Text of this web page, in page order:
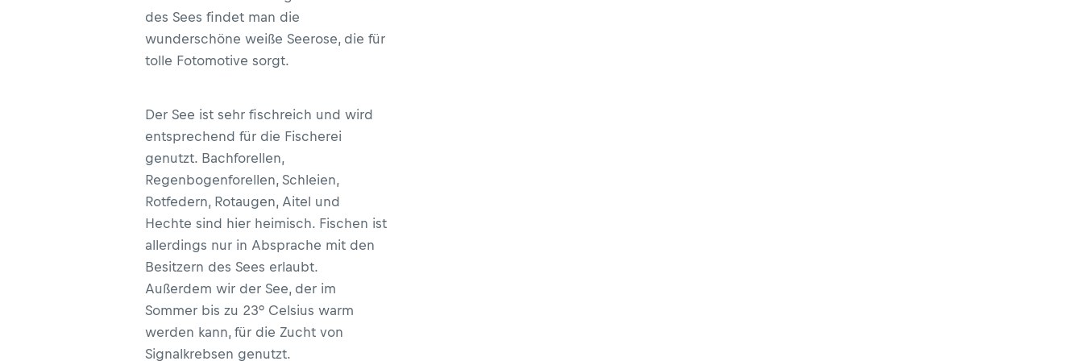
des Sees findet man die
wunderschöne weiße Seerose, die für
tolle Fotomotive sorgt.
Der See ist sehr fischreich und wird
entsprechend für die Fischerei
genutzt. Bachforellen,
Regenbogenforellen, Schleien,
Rotfedern, Rotaugen, Aitel und
Hechte sind hier heimisch. Fischen ist
allerdings nur in Absprache mit den
Besitzern des Sees erlaubt.
Außerdem wir der See, der im
Sommer bis zu 23° Celsius warm
werden kann, für die Zucht von
Signalkrebsen genutzt.